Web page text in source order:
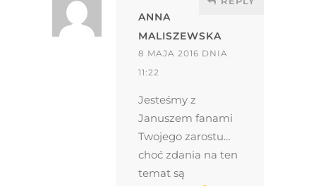
ANNA
MALISZEWSKA
8 MAJA 2016 DNIA
11:22
Jesteśmy z
Januszem fanami
Twojego zarostu…
choć zdania na ten
temat są